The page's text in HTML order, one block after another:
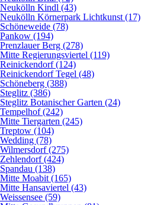
Neukölln Kindl (43)
Neukölln Körnerpark Lichtkunst (17)
Schöneweide (78)
Pankow (194)
Prenzlauer Berg (278)
Mitte Regierungsviertel (119)
Reinickendorf (124)
Reinickendorf Tegel (48)
Schöneberg (388)
Steglitz (386)
Steglitz Botanischer Garten (24)
Tempelhof (242)
Mitte Tiergarten (245)
Treptow (104)
Wedding (78)
Wilmersdorf (275)
Zehlendorf (424)
Spandau (138)
Mitte Moabit (165)
Mitte Hansaviertel (43)
Weissensee (59)